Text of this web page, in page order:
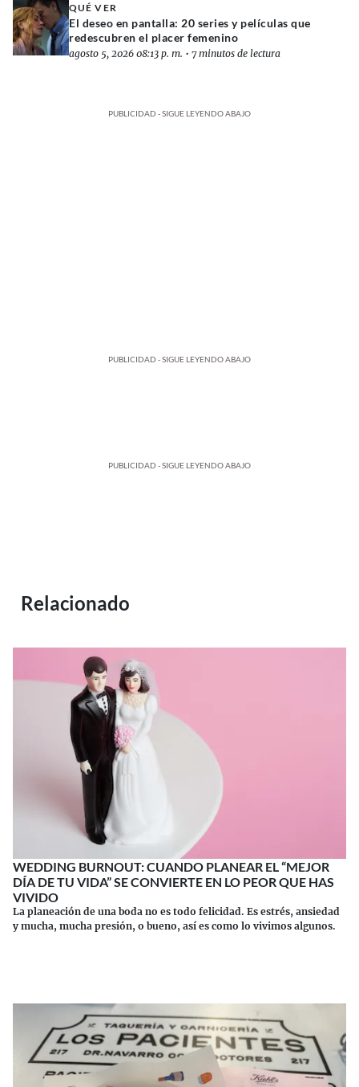
QUÉ VER
El deseo en pantalla: 20 series y películas que
redescubren el placer femenino
agosto 5, 2026 08:13 p. m. • 7 minutos de lectura
PUBLICIDAD - SIGUE LEYENDO ABAJO
PUBLICIDAD - SIGUE LEYENDO ABAJO
PUBLICIDAD - SIGUE LEYENDO ABAJO
Relacionado
WEDDING BURNOUT: CUANDO PLANEAR EL “MEJOR
DÍA DE TU VIDA” SE CONVIERTE EN LO PEOR QUE HAS
VIVIDO
La planeación de una boda no es todo felicidad. Es estrés, ansiedad
y mucha, mucha presión, o bueno, así es como lo vivimos algunos.